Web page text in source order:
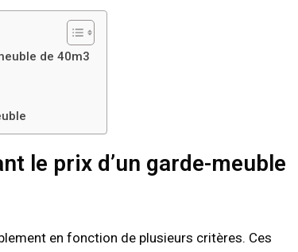
de 40m3
le prix d’un garde-meuble
en fonction de plusieurs critères. Ces